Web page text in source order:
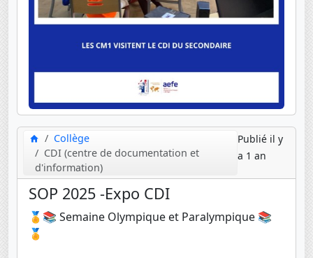
Collège
CDI (centre de documentation et
d'information)
Publié il y
a 1 an
SOP 2025 -Expo CDI
🏅📚 Semaine Olympique et Paralympique 📚
🏅